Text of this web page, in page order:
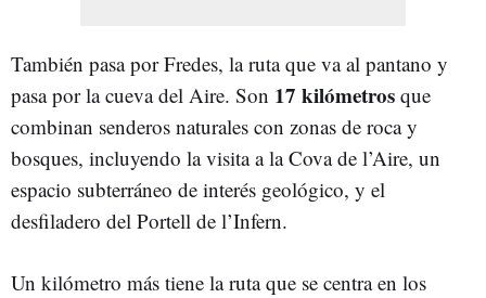
También pasa por Fredes, la ruta que va al pantano y
pasa por la cueva del Aire. Son 17 kilómetros que
combinan senderos naturales con zonas de roca y
bosques, incluyendo la visita a la Cova de l’Aire, un
espacio subterráneo de interés geológico, y el
desfiladero del Portell de l’Infern.
Un kilómetro más tiene la ruta que se centra en los